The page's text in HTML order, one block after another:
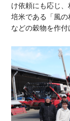
け依頼にも応じ
培米である「風
などの穀物を作付